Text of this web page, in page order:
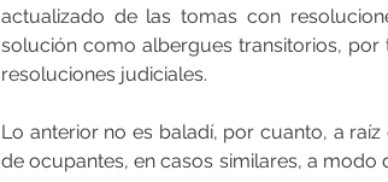
actualizado de las tomas con
solución como albergues transitorios,
resoluciones judiciales.
Lo anterior no es baladí, por cuanto, a
de ocupantes, en casos similares, a